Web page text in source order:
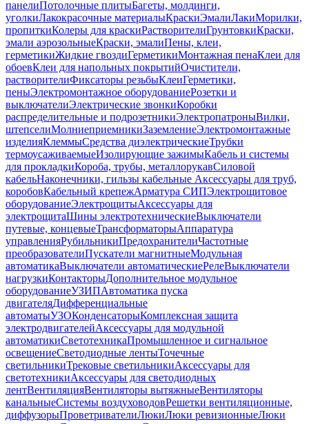
панелиПотолочные плитыБагеты, молдинги,
уголкиЛакокрасочные материалыКраскиЭмалиЛакиМорилки,
пропиткиКолеры для краскиРастворителиГрунтовкиКраски,
эмали аэрозольныеКраски, эмалиПены, клеи,
герметикиЖидкие гвоздиГерметикиМонтажная пенаКлеи для
обоевКлеи для напольных покрытийОчистители,
растворителиФиксаторы резьбыКлеиГерметики,
пеныЭлектромонтажное оборудованиеРозетки и
выключателиЭлектрические звонкиКоробки
распределительные и подрозетникиЭлектропатроныВилки,
штепселиМолниеприемникиЗаземлениеЭлектромонтажные
изделияКлеммыСредства диэлектрическиеТрубки
термоусаживаемыеИзолирующие зажимыКабель и системы
для прокладкиКороба, трубы, металлорукавСиловой
кабельНаконечники, гильзы кабельные Аксессуары для труб,
коробовКабельный крепежАрматура СИПЭлектрощитовое
оборудованиеЭлектрощитыАксессуары для
электрощитаШины электротехническиеВыключатели
путевые, концевыеТрансформаторыАппаратура
управленияРубильникиПредохранителиЧастотные
преобразователиПускатели магнитныеМодульная
автоматикаВыключатели автоматическиеРелеВыключатели
нагрузкиКонтакторыДополнительное модульное
оборудованиеУЗИПАвтоматика пуска
двигателяДифференциальные
автоматыУЗОКонденсаторыКомплексная защита
электродвигателейАксессуары для модульной
автоматикиСветотехникаПромышленное и сигнальное
освещениеСветодиодные лентыТочечные
светильникиТрековые светильникиАксессуары для
светотехникиАксессуары для светодиодных
лентВентиляцияВентиляторы вытяжныеВентиляторы
канальныеСистемы воздуховодовРешетки вентиляционные,
диффузорыПроветривателиЛюкиЛюки ревизионныеЛюки